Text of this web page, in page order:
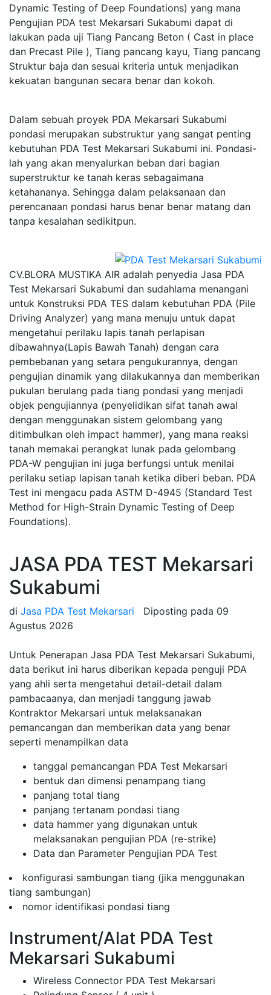
Dynamic Testing of Deep Foundations) yang mana
Pengujian PDA test Mekarsari Sukabumi dapat di
lakukan pada uji Tiang Pancang Beton ( Cast in place
dan Precast Pile ), Tiang pancang kayu, Tiang pancang
Struktur baja dan sesuai kriteria untuk menjadikan
kekuatan bangunan secara benar dan kokoh.
Dalam sebuah proyek PDA Mekarsari Sukabumi
pondasi merupakan substruktur yang sangat penting
kebutuhan PDA Test Mekarsari Sukabumi ini. Pondasi-
lah yang akan menyalurkan beban dari bagian
superstruktur ke tanah keras sebagaimana
ketahananya. Sehingga dalam pelaksanaan dan
perencanaan pondasi harus benar benar matang dan
tanpa kesalahan sedikitpun.
CV.BLORA MUSTIKA AIR adalah penyedia Jasa PDA
Test Mekarsari Sukabumi dan sudahlama menangani
untuk Konstruksi PDA TES dalam kebutuhan PDA (Pile
Driving Analyzer) yang mana menuju untuk dapat
mengetahui perilaku lapis tanah perlapisan
dibawahnya(Lapis Bawah Tanah) dengan cara
pembebanan yang setara pengukurannya, dengan
pengujian dinamik yang dilakukannya dan memberikan
pukulan berulang pada tiang pondasi yang menjadi
objek pengujiannya (penyelidikan sifat tanah awal
dengan menggunakan sistem gelombang yang
ditimbulkan oleh impact hammer), yang mana reaksi
tanah memakai perangkat lunak pada gelombang
PDA-W pengujian ini juga berfungsi untuk menilai
perilaku setiap lapisan tanah ketika diberi beban. PDA
Test ini mengacu pada ASTM D-4945 (Standard Test
Method for High-Strain Dynamic Testing of Deep
Foundations).
JASA PDA TEST Mekarsari
Sukabumi
di Jasa PDA Test Mekarsari Diposting pada 09
Agustus 2026
Untuk Penerapan Jasa PDA Test Mekarsari Sukabumi,
data berikut ini harus diberikan kepada penguji PDA
yang ahli serta mengetahui detail-detail dalam
pambacaanya, dan menjadi tanggung jawab
Kontraktor Mekarsari untuk melaksanakan
pemancangan dan memberikan data yang benar
seperti menampilkan data
tanggal pemancangan PDA Test Mekarsari
bentuk dan dimensi penampang tiang
panjang total tiang
panjang tertanam pondasi tiang
data hammer yang digunakan untuk
melaksanakan pengujian PDA (re-strike)
Data dan Parameter Pengujian PDA Test
konfigurasi sambungan tiang (jika menggunakan
tiang sambungan)
nomor identifikasi pondasi tiang
Instrument/Alat PDA Test
Mekarsari Sukabumi
Wireless Connector PDA Test Mekarsari